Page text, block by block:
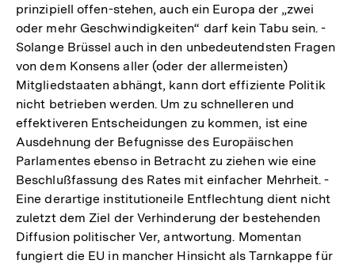
prinzipiell offen-stehen, auch ein Europa der „zwei
oder mehr Geschwindigkeiten“ darf kein Tabu sein. -
Solange Brüssel auch in den unbedeutendsten Fragen
von dem Konsens aller (oder der allermeisten)
Mitgliedstaaten abhängt, kann dort effiziente Politik
nicht betrieben werden. Um zu schnelleren und
effektiveren Entscheidungen zu kommen, ist eine
Ausdehnung der Befugnisse des Europäischen
Parlamentes ebenso in Betracht zu ziehen wie eine
Beschlußfassung des Rates mit einfacher Mehrheit. -
Eine derartige institutioneile Entflechtung dient nicht
zuletzt dem Ziel der Verhinderung der bestehenden
Diffusion politischer Ver, antwortung. Momentan
fungiert die EU in mancher Hinsicht als Tarnkappe für